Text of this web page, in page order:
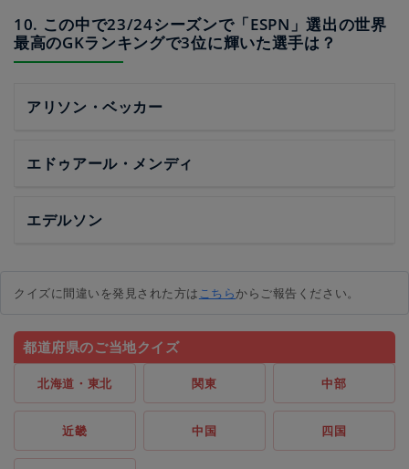
10. この中で23/24シーズンで「ESPN」選出の世界
最高のGKランキングで3位に輝いた選手は？
アリソン・ベッカー
エドゥアール・メンディ
エデルソン
クイズに間違いを発見された方はこちらからご報告ください。
都道府県のご当地クイズ
北海道・東北 関東 中部
近畿 中国 四国